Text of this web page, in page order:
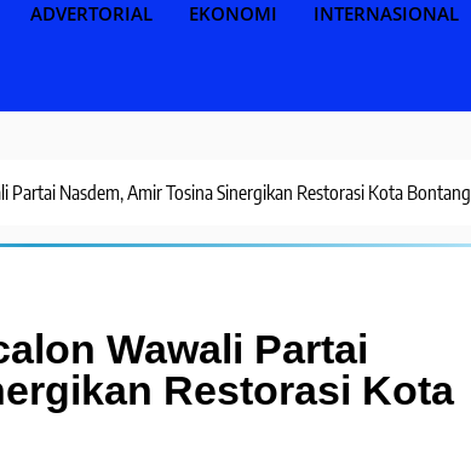
ADVERTORIAL EKONOMI INTERNASIONAL
Nasdem, Amir Tosina Sinergikan Restorasi Kota Bontang
Wawali Partai
Restorasi Kota